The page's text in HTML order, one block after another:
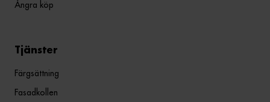
Ångra köp
Tjänster
Färgsättning
Fasadkollen